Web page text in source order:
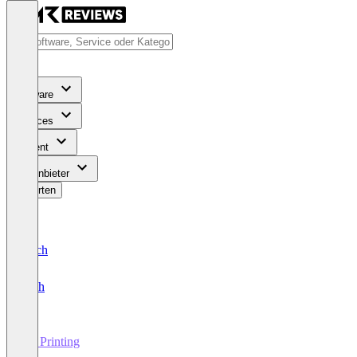
Software
Services
Content
Für Anbieter
Bewerten
Deutsch
English
3D Printing